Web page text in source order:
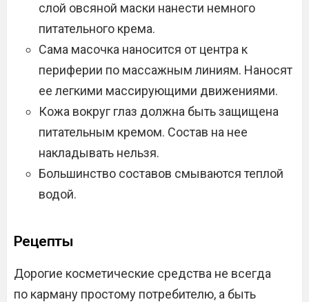
слой овсяной маски нанести немного
питательного крема.
Сама масочка наносится от центра к
периферии по массажным линиям. Наносят
ее легкими массирующими движениями.
Кожа вокруг глаз должна быть защищена
питательным кремом. Состав на нее
накладывать нельзя.
Большинство составов смываются теплой
водой.
Рецепты
Дорогие косметические средства не всегда
по карману простому потребителю, а быть